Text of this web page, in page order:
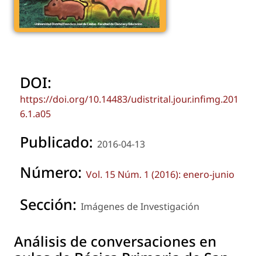
DOI:
https://doi.org/10.14483/udistrital.jour.infimg.201
6.1.a05
Publicado: 2016-04-13
Número: Vol. 15 Núm. 1 (2016): enero-junio
Sección: Imágenes de Investigación
Análisis de conversaciones en